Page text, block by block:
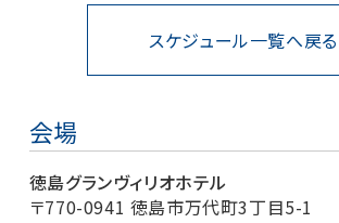
スケジュール一覧へ戻る
会場
徳島グランヴィリオホテル
〒770-0941 徳島市万代町3丁目5-1